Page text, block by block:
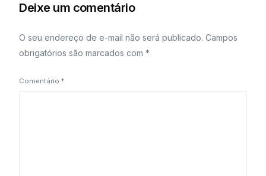
Deixe um comentário
O seu endereço de e-mail não será publicado. Campos
obrigatórios são marcados com*
Comentário*